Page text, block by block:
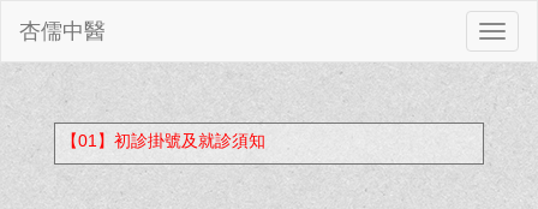
切
換
杏儒中醫
【01】初診掛號及就診須知